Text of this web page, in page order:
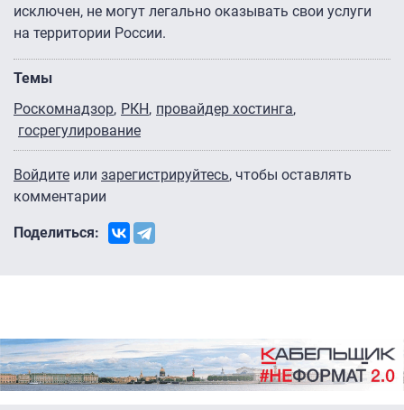
исключен, не могут легально оказывать свои услуги
на территории России.
Темы
Роскомнадзор РКН провайдер хостинга
госрегулирование
Войдите или зарегистрируйтесь, чтобы оставлять
комментарии
Поделиться: